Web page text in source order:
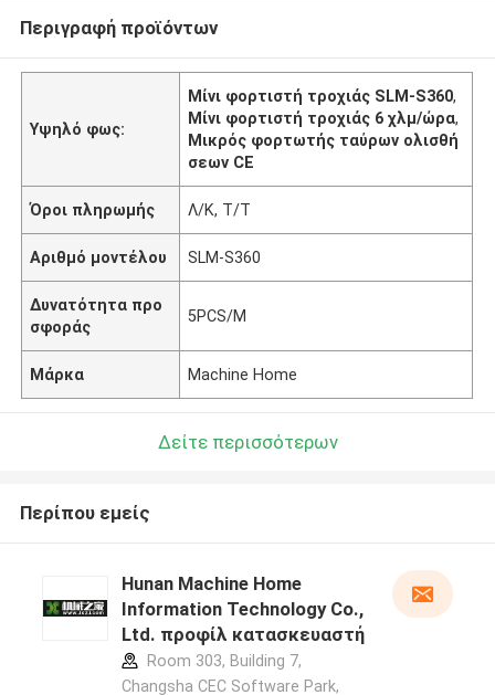
Περιγραφή προϊόντων
Υψηλό φως:
Μίνι φορτιστή τροχιάς SLM-S360,
Μίνι φορτιστή τροχιάς 6 χλμ/ώρα,
Μικρός φορτωτής ταύρων ολισθή
σεων CE
Όροι πληρωμής Λ/Κ, Τ/Τ
Αριθμό μοντέλου SLM-S360
Δυνατότητα προ
σφοράς
5PCS/M
Μάρκα Machine Home
Δείτε περισσότερων
Περίπου εμείς
Hunan Machine Home
Information Technology Co.,
Ltd. προφίλ κατασκευαστή
Room 303, Building 7,
Changsha CEC Software Park,